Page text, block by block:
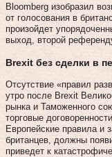
Bloomberg изобразил
от голосования в
произойдет
выход, второй
Brexit без сделки в
Отсутствие «правил
утро после Brexit
рынка и Таможенного
торговые
Европейские правила и
британцев, должны
приведет к